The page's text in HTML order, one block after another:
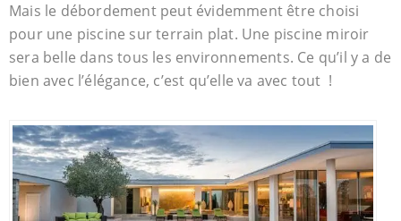
Mais le débordement peut évidemment être choisi
pour une piscine sur terrain plat. Une piscine miroir
sera belle dans tous les environnements. Ce qu’il y a de
bien avec l’élégance, c’est qu’elle va avec tout !